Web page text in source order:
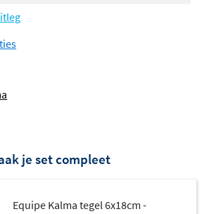
je set compleet
Equipe Kalma tegel 6x18cm -